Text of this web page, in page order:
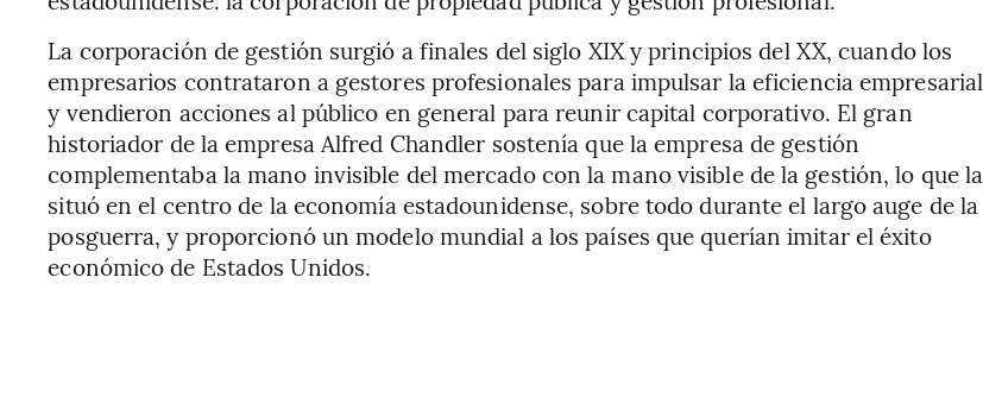
La corporación de gestión surgió a finales del siglo XIX y principios del XX, cuando los
empresarios contrataron a gestores profesionales para impulsar la eficiencia empresarial
y vendieron acciones al público en general para reunir capital corporativo. El gran
historiador de la empresa Alfred Chandler sostenía que la empresa de gestión
complementaba la mano invisible del mercado con la mano visible de la gestión, lo que la
situó en el centro de la economía estadounidense, sobre todo durante el largo auge de la
posguerra, y proporcionó un modelo mundial a los países que querían imitar el éxito
económico de Estados Unidos.